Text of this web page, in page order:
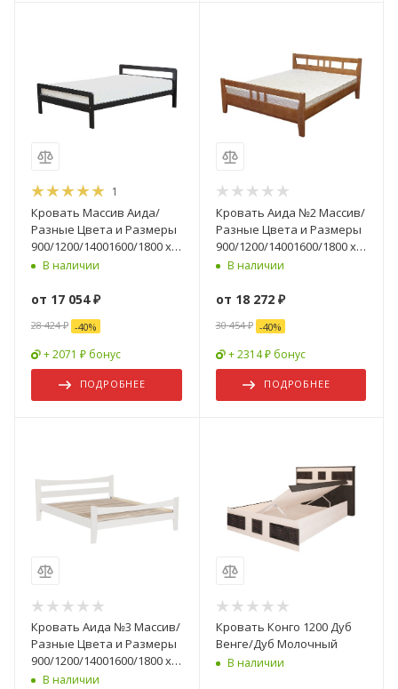
1
Кровать Массив Аида/
Разные Цвета и Размеры
900/1200/14001600/1800 х
2000 мм
В наличии
от 17 054 ₽
28 424 ₽ -40%
+ 2071 ₽ бонус
ПОДРОБНЕЕ
Кровать Аида №2 Массив/
Разные Цвета и Размеры
900/1200/14001600/1800 х
2000 мм
В наличии
от 18 272 ₽
30 454 ₽ -40%
+ 2314 ₽ бонус
ПОДРОБНЕЕ
Кровать Аида №3 Массив/
Разные Цвета и Размеры
900/1200/14001600/1800 х
2000 мм
В наличии
Кровать Конго 1200 Дуб
Венге/Дуб Молочный
В наличии